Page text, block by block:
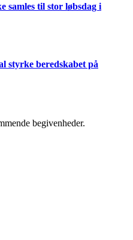
samles til stor løbsdag i
styrke beredskabet på
begivenheder.